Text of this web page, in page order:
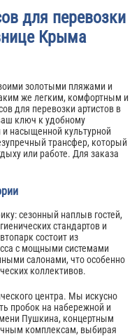
для перевозки
Крыма
золотыми пляжами и
же легким, комфортным и
для перевозки артистов в
ключ к удобному
насыщенной культурной
трансфер, который
или работе. Для заказа
сезонный наплыв гостей,
стандартов и
состоит из
с мощными системами
салонами, что особенно
коллективов.
центра. Мы искусно
пробок на набережной и
Пушкина, концертным
комплексам, выбирая